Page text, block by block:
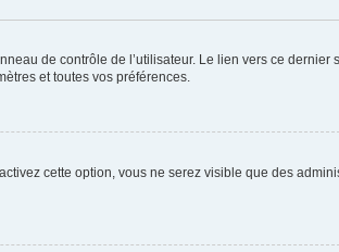
de contrôle de l’utilisateur. Le lien vers ce dernier
et toutes vos préférences.
cette option, vous ne serez visible que des